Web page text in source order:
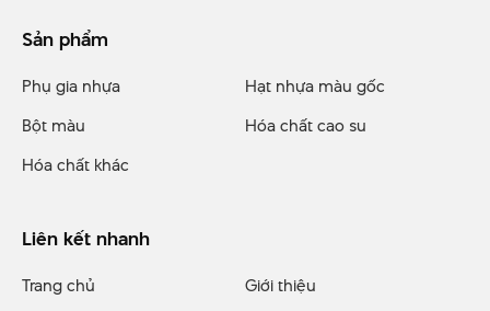
Sản phẩm
Phụ gia nhựa
Hạt nhựa màu gốc
Bột màu
Hóa chất cao su
Hóa chất khác
Liên kết nhanh
Trang chủ
Giới thiệu